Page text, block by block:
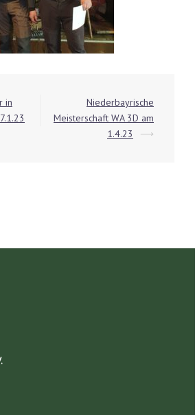
in
Niederbayrische
Meisterschaft WA 3D am
1.4.23
⟶